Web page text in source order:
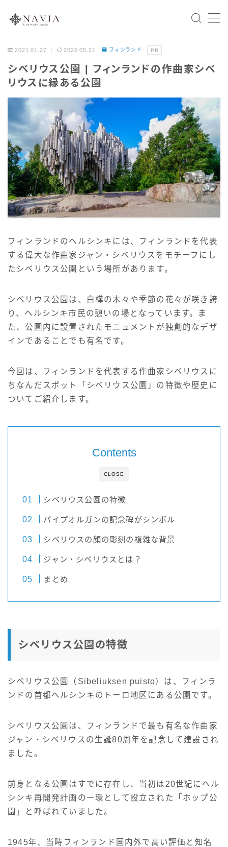
Home
スウェーデン語文法
会話表現
北欧の国々
スウェーデン
ノルウェー
デンマーク
フィンランド
アイスランド
サイト情報
English
2021.01.27 2025.05.21 フィンランド PR
シベリウス公園 | フィンランドの作曲家シベ
リウスに縁ある公園
フィンランドのヘルシンキには、フィンランドを代表
する偉大な作曲家ジャン・シベリウスをモチーフにし
たシベリウス公園という場所があります。
シベリウス公園は、白樺の木々や季節の花々が咲き誇
り、ヘルシンキ市民の憩いの場となっています。ま
た、公園内に設置されたモニュメントが独創的なデザ
インであることでも有名です。
今回は、フィンランドを代表する作曲家シベリウスに
ちなんだスポット「シベリウス公園」の特徴や歴史に
ついてご紹介します。
CLOSE
Contents
シベリウス公園の特徴
パイプオルガンの記念碑がシンボル
シベリウスの顔の彫刻の複雑な背景
ジャン・シベリウスとは？
まとめ
シベリウス公園の特徴
シベリウス公園（Sibeliuksen puisto）は、フィンラ
ンドの首都ヘルシンキのトーロ地区にある公園です。
シベリウス公園は、フィンランドで最も有名な作曲家
ジャン・シベリウスの生誕80周年を記念して建設され
ました。
前身となる公園はすでに存在し、当初は20世紀にヘル
シンキ再開発計画の一環として設立された「ホップ公
園」と呼ばれていました。
1945年、当時フィンランド国内外で高い評価と知名